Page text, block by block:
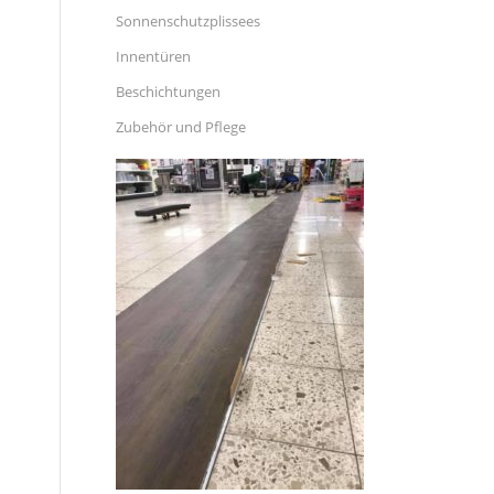
Sonnenschutzplissees
Innentüren
Beschichtungen
Zubehör und Pflege